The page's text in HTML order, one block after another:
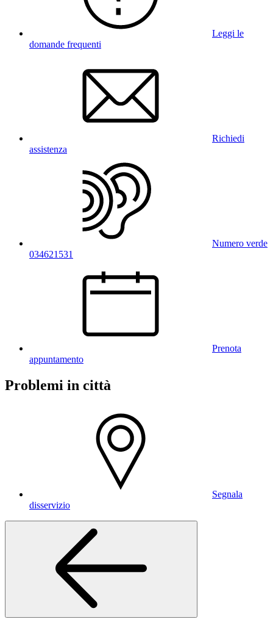
Leggi le
domande frequenti
Richiedi
assistenza
Numero verde
034621531
Prenota
appuntamento
Problemi in città
Segnala
disservizio